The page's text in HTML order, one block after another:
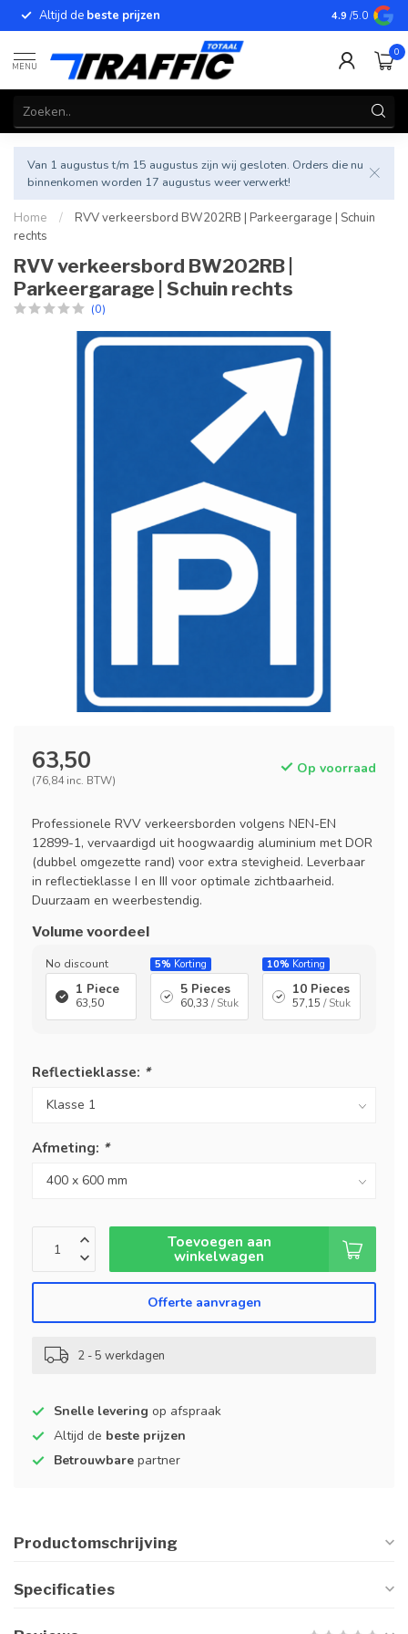
Altijd de beste prijzen Betrouwbare
4.9 /5.0
MENU
0
Van 1 augustus t/m 15 augustus zijn wij gesloten. Orders die nu
binnenkomen worden 17 augustus weer verwerkt!
Home /
RVV verkeersbord BW202RB | Parkeergarage | Schuin
rechts
RVV verkeersbord BW202RB |
Parkeergarage | Schuin rechts
(0)
63,50
(76,84 inc. BTW)
Op voorraad
Professionele RVV verkeersborden volgens NEN-EN
12899-1, vervaardigd uit hoogwaardig aluminium met DOR
(dubbel omgezette rand) voor extra stevigheid. Leverbaar
in reflectieklasse I en III voor optimale zichtbaarheid.
Duurzaam en weerbestendig.
Volume voordeel
No discount
1 Piece
63,50
5% Korting
5 Pieces
60,33 / Stuk
10% Korting
10 Pieces
57,15 / Stuk
Reflectieklasse: *
Afmeting: *
Toevoegen aan
winkelwagen
Offerte aanvragen
2 - 5 werkdagen
Snelle levering op afspraak
Altijd de beste prijzen
Betrouwbare partner
Productomschrijving
Specificaties